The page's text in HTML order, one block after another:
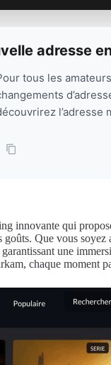
adresse
tous les
l’adresse
innovante qui
goûts. Que vous
une
chaque moment